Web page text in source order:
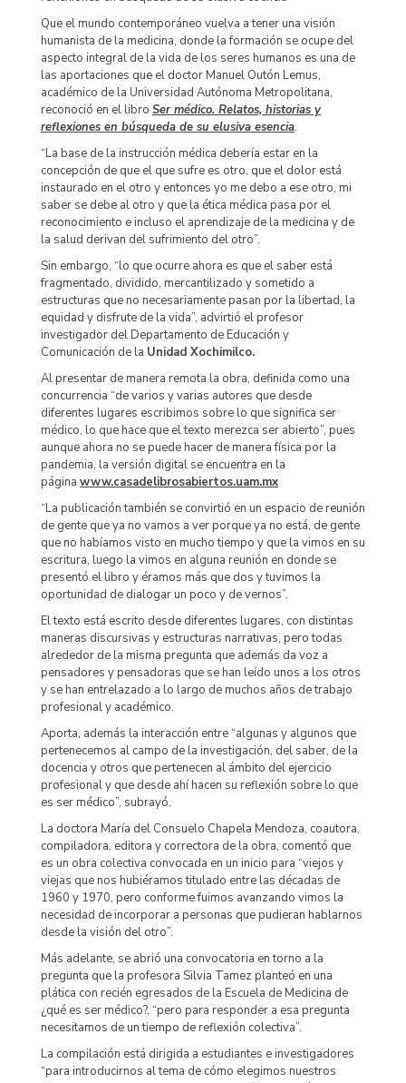
Que el mundo contemporáneo vuelva a tener una visión
humanista de la medicina, donde la formación se ocupe del
aspecto integral de la vida de los seres humanos es una de
las aportaciones que el doctor Manuel Outón Lemus,
académico de la Universidad Autónoma Metropolitana,
reconoció en el libro Ser médico. Relatos, historias y
reflexiones en búsqueda de su elusiva esencia.
“La base de la instrucción médica debería estar en la
concepción de que el que sufre es otro, que el dolor está
instaurado en el otro y entonces yo me debo a ese otro, mi
saber se debe al otro y que la ética médica pasa por el
reconocimiento e incluso el aprendizaje de la medicina y de
la salud derivan del sufrimiento del otro”.
Sin embargo, “lo que ocurre ahora es que el saber está
fragmentado, dividido, mercantilizado y sometido a
estructuras que no necesariamente pasan por la libertad, la
equidad y disfrute de la vida”, advirtió el profesor
investigador del Departamento de Educación y
Comunicación de la Unidad Xochimilco.
Al presentar de manera remota la obra, definida como una
concurrencia “de varios y varias autores que desde
diferentes lugares escribimos sobre lo que significa ser
médico, lo que hace que el texto merezca ser abierto”, pues
aunque ahora no se puede hacer de manera física por la
pandemia, la versión digital se encuentra en la
página www.casadelibrosabiertos.uam.mx
“La publicación también se convirtió en un espacio de reunión
de gente que ya no vamos a ver porque ya no está, de gente
que no habíamos visto en mucho tiempo y que la vimos en su
escritura, luego la vimos en alguna reunión en donde se
presentó el libro y éramos más que dos y tuvimos la
oportunidad de dialogar un poco y de vernos”.
El texto está escrito desde diferentes lugares, con distintas
maneras discursivas y estructuras narrativas, pero todas
alrededor de la misma pregunta que además da voz a
pensadores y pensadoras que se han leído unos a los otros
y se han entrelazado a lo largo de muchos años de trabajo
profesional y académico.
Aporta, además la interacción entre “algunas y algunos que
pertenecemos al campo de la investigación, del saber, de la
docencia y otros que pertenecen al ámbito del ejercicio
profesional y que desde ahí hacen su reflexión sobre lo que
es ser médico”, subrayó.
La doctora María del Consuelo Chapela Mendoza, coautora,
compiladora, editora y correctora de la obra, comentó que
es un obra colectiva convocada en un inicio para “viejos y
viejas que nos hubiéramos titulado entre las décadas de
1960 y 1970, pero conforme fuimos avanzando vimos la
necesidad de incorporar a personas que pudieran hablarnos
desde la visión del otro”.
Más adelante, se abrió una convocatoria en torno a la
pregunta que la profesora Silvia Tamez planteó en una
plática con recién egresados de la Escuela de Medicina de
¿qué es ser médico?, “pero para responder a esa pregunta
necesitamos de un tiempo de reflexión colectiva”.
La compilación está dirigida a estudiantes e investigadores
“para introducirnos al tema de cómo elegimos nuestros